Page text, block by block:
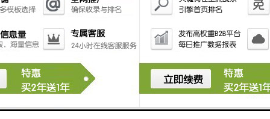
检查井：传承城市文化的载体
在一些具有悠久历史的城市中，检查井不仅是地下管线
系统的重要组成部分，还承载着丰富的城市文化。它们